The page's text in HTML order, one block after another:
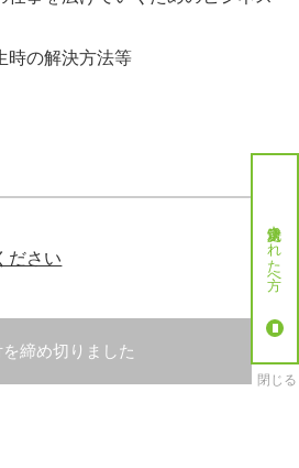
時の解決方法等
ださい
を締め切りました
就労決定された方へ
閉じる